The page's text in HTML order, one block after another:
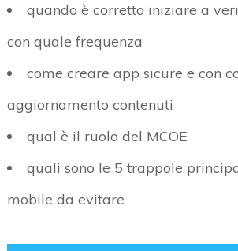
quando è corretto iniziare a
con quale frequenza
come creare app sicure e con
aggiornamento contenuti
qual è il ruolo del MCOE
quali sono le 5 trappole
mobile da evitare